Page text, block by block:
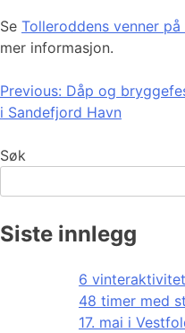
Se Tolleroddens venner
mer informasjon.
Previous: Dåp og
i Sandefjord Havn
Søk
Siste innlegg
6
48 timer med
17. mai i